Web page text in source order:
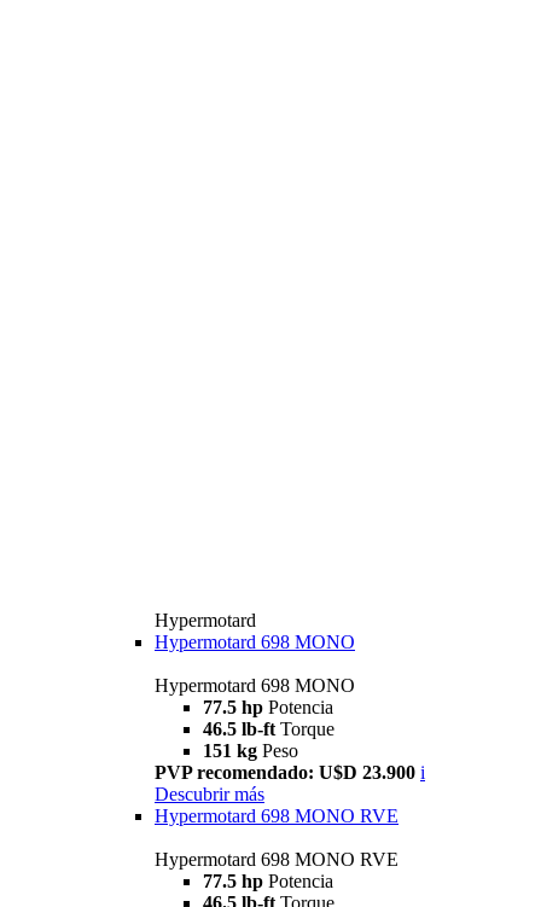
Hypermotard
Hypermotard 698 MONO
Hypermotard 698 MONO
77.5 hp Potencia
46.5 lb-ft Torque
151 kg Peso
PVP recomendado: U$D 23.900 i
Descubrir más
Hypermotard 698 MONO RVE
Hypermotard 698 MONO RVE
77.5 hp Potencia
46.5 lb-ft Torque